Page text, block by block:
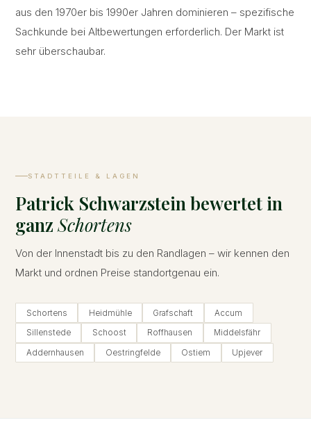
aus den 1970er bis 1990er Jahren dominieren – spezifische
Sachkunde bei Altbewertungen erforderlich. Der Markt ist
sehr überschaubar.
STADTTEILE & LAGEN
Patrick Schwarzstein bewertet in
ganzSchortens
Von der Innenstadt bis zu den Randlagen – wir kennen den
Markt und ordnen Preise standortgenau ein.
Schortens Heidmühle Grafschaft Accum
Sillenstede Schoost Roffhausen Middelsfähr
Addernhausen Oestringfelde Ostiem Upjever